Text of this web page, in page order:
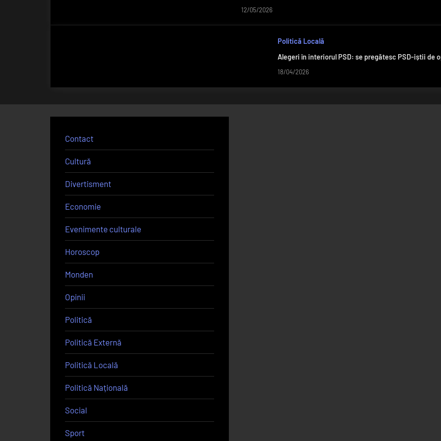
12/05/2026
Politică Locală
Alegeri în interiorul PSD: se pregătesc PSD-iștii de
18/04/2026
Contact
Cultură
Divertisment
Economie
Evenimente culturale
Horoscop
Monden
Opinii
Politică
Politică Externă
Politică Locală
Politică Națională
Social
Sport